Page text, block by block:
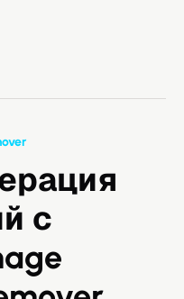
с